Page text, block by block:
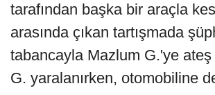
tarafından başka bir araçla
arasında çıkan tartışmada
tabancayla Mazlum G.'ye
G. yaralanırken, otomobiline